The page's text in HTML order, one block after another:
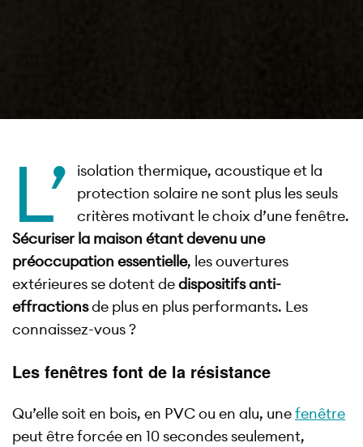
L’
isolation thermique, acoustique et la
protection solaire ne sont plus les seuls
critères motivant le choix d’une fenêtre.
Sécuriser la maison étant devenu une
préoccupation essentielle, les ouvertures
extérieures se dotent dedispositifs anti-
effractionsde plus en plus performants. Les
connaissez-vous ?
Les fenêtres font de la résistance
Qu’elle soit en bois, en PVC ou en alu, unefenêtre
peut être forcée en 10 secondes seulement,